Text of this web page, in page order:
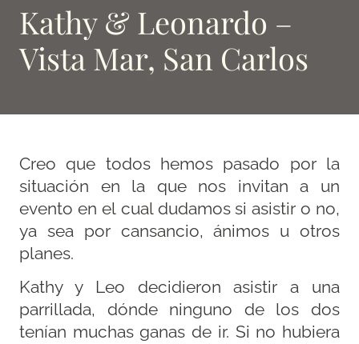
Kathy & Leonardo –
Vista Mar, San Carlos
Creo que todos hemos pasado por la
situación en la que nos invitan a un
evento en el cual dudamos si asistir o no,
ya sea por cansancio, ánimos u otros
planes.
Kathy y Leo decidieron asistir a una
parrillada, dónde ninguno de los dos
tenían muchas ganas de ir. Si no hubiera